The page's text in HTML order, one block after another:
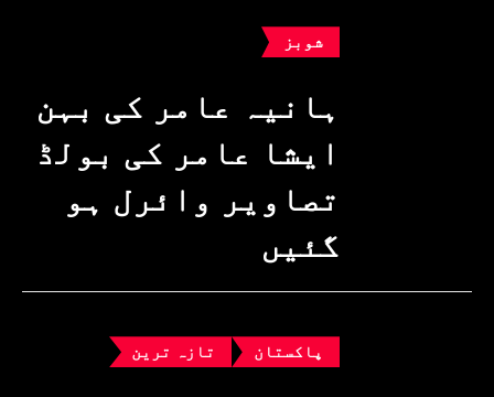
شوبز
ہانیہ عامر کی بہن
ایشا عامر کی بولڈ
تصاویر وائرل ہو
گئیں
پاکستان تازہ ترین